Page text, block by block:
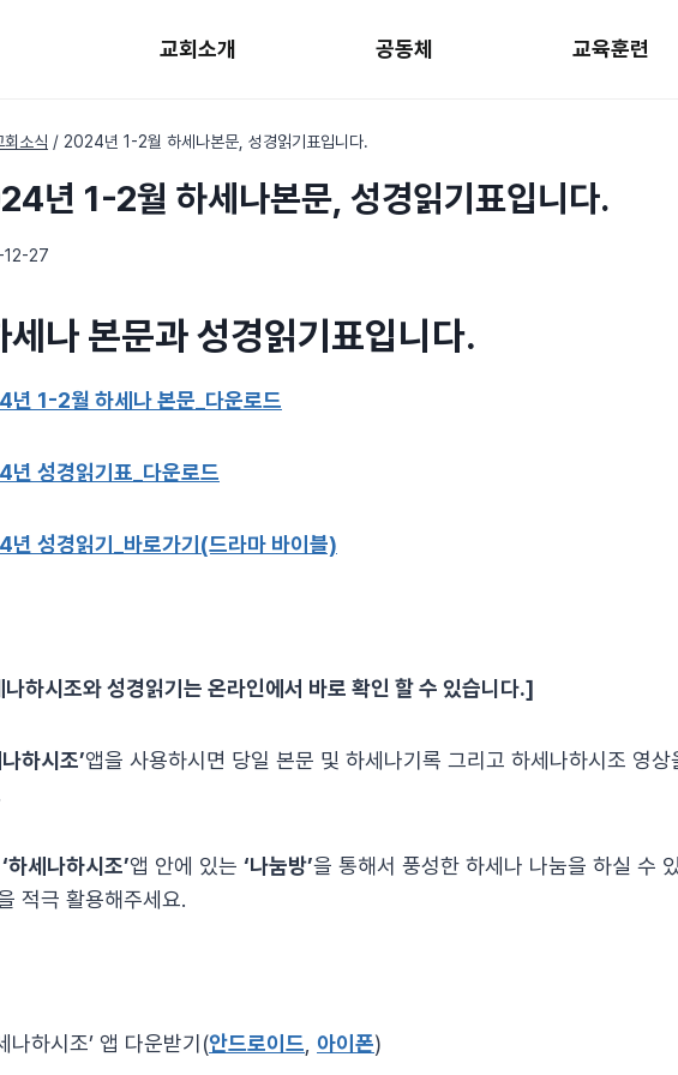
교회소개 공동체 교육훈련
회소식 / 2024년 1-2월 하세나본문, 성경읽기표입니다.
년 1-2월 하세나본문, 성경읽기표입니다.
27
나 본문과 성경읽기표입니다.
1-2월 하세나 본문_다운로드
성경읽기표_다운로드
성경읽기_바로가기(드라마 바이블)
하시조와 성경읽기는 온라인에서 바로 확인 할 수 있습니다.]
하시조’앱을 사용하시면 당일 본문 및 하세나기록 그리고 하세나하시조 영
‘하세나하시조’앱 안에 있는 ‘나눔방’을 통해서 풍성한 하세나 나눔을 하실 수
적극 활용해주세요.
나하시조’ 앱 다운받기(안드로이드 아이폰)